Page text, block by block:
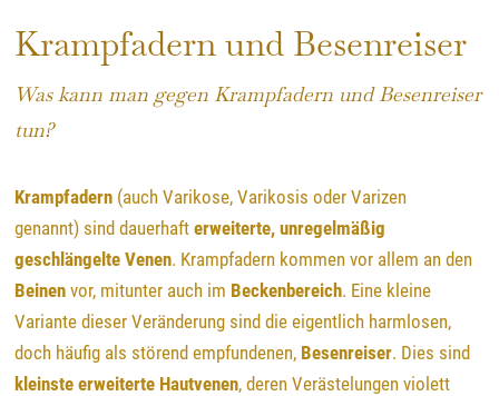
Krampfadern und Besenreiser
Was kann man gegen Krampfadern und Besenreiser
tun?
Krampfadern (auch Varikose, Varikosis oder Varizen
genannt) sind dauerhafterweiterte, unregelmäßig
geschlängelte Venen. Krampfadern kommen vor allem an den
Beinenvor, mitunter auch im Beckenbereich. Eine kleine
Variante dieser Veränderung sind die eigentlich harmlosen,
doch häufig als störend empfundenen, Besenreiser. Dies sind
kleinste erweiterte Hautvenen, deren Verästelungen violett